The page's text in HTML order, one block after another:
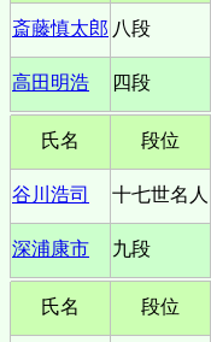
斎藤慎太郎 八段
高田明浩
四段
氏名 段位
谷川浩司
十七世名人
深浦康市
九段
氏名 段位